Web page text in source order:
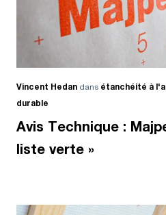
Vincent Hedan dans étanchéité à
durable
Avis Technique :
liste verte »